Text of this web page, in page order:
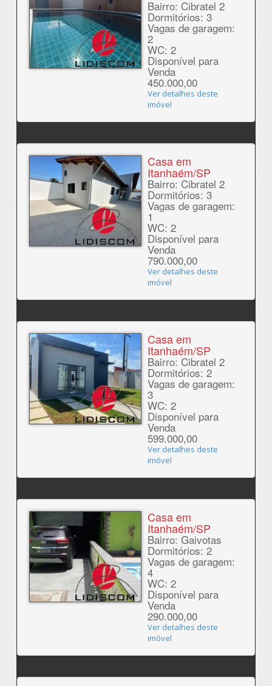
Bairro: Cibratel 2
Dormitórios: 3
Vagas de garagem:
2
WC: 2
Disponível para
Venda
450.000,00
Ver detalhes deste
imóvel
Casa em
Itanhaém/SP
Bairro: Cibratel 2
Dormitórios: 3
Vagas de garagem:
1
WC: 2
Disponível para
Venda
790.000,00
Ver detalhes deste
imóvel
Casa em
Itanhaém/SP
Bairro: Cibratel 2
Dormitórios: 2
Vagas de garagem:
3
WC: 2
Disponível para
Venda
599.000,00
Ver detalhes deste
imóvel
Casa em
Itanhaém/SP
Bairro: Gaivotas
Dormitórios: 2
Vagas de garagem:
4
WC: 2
Disponível para
Venda
290.000,00
Ver detalhes deste
imóvel